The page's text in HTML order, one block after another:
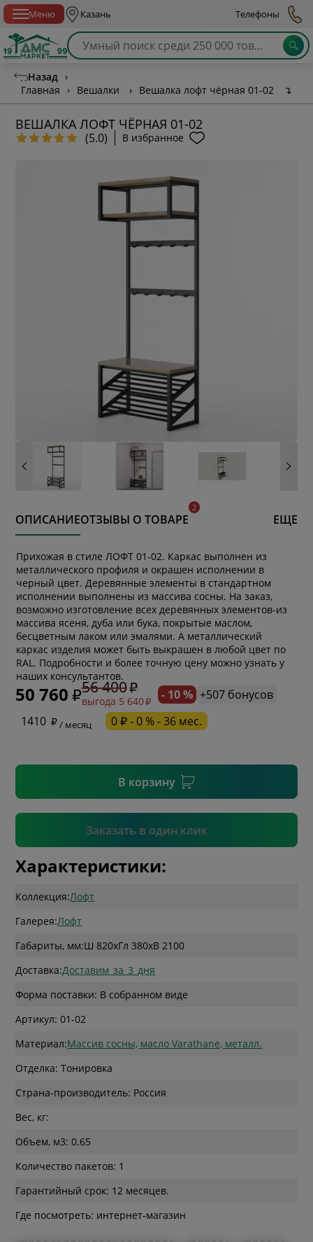
Меню Казань Телефоны
Назад ›
Главная
› Вешалки › Вешалка лофт чёрная 01-02 ↴
ВЕШАЛКА ЛОФТ ЧЁРНАЯ 01-02
(5.0) В избранное
ОПИСАНИЕОТЗЫВЫ О ТОВАРЕ ЕЩЕ
Прихожая в стиле ЛОФТ 01-02. Каркас выполнен из
металлического профиля и окрашен исполнении в
черный цвет. Деревянные элементы в стандартном
исполнении выполнены из массива сосны. На заказ,
возможно изготовление всех деревянных элементов-из
массива ясеня, дуба или бука, покрытые маслом,
бесцветным лаком или эмалями. А металлический
каркас изделия может быть выкрашен в любой цвет по
RAL. Подробности и более точную цену можно узнать у
наших консультантов.
50 760 56 400
выгода 5 640 - 10 % +507 бонусов
1410
/ месяц 0 ₽ - 0 % - 36 мес.
В корзину
Заказать в один клик
* обязательное поле
* необязательное поле
Подтвердить
Характеристики:
Коллекция:Лофт
Галерея:Лофт
Габариты, мм:Ш 820xГл 380xВ 2100
Доставка:Доставим_за_3_дня
Форма поставки: В собранном виде
Артикул: 01-02
Материал:Массив сосны, масло Varathane, металл.
Отделка: Тонировка
Страна-производитель: Россия
Вес, кг:
Объем, м3: 0.65
Количество пакетов: 1
Гарантийный срок: 12 месяцев.
Где посмотреть: интернет-магазин